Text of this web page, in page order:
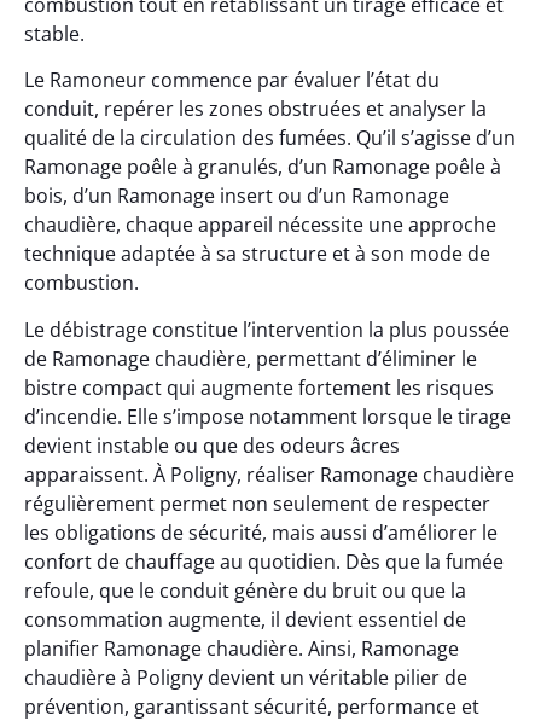
stable.
Le Ramoneur commence par évaluer l’état du
conduit, repérer les zones obstruées et analyser la
qualité de la circulation des fumées. Qu’il s’agisse d’un
Ramonage poêle à granulés, d’un Ramonage poêle à
bois, d’un Ramonage insert ou d’un Ramonage
chaudière, chaque appareil nécessite une approche
technique adaptée à sa structure et à son mode de
combustion.
Le débistrage constitue l’intervention la plus poussée
de Ramonage chaudière, permettant d’éliminer le
bistre compact qui augmente fortement les risques
d’incendie. Elle s’impose notamment lorsque le tirage
devient instable ou que des odeurs âcres
apparaissent. À Poligny, réaliser Ramonage chaudière
régulièrement permet non seulement de respecter
les obligations de sécurité, mais aussi d’améliorer le
confort de chauffage au quotidien. Dès que la fumée
refoule, que le conduit génère du bruit ou que la
consommation augmente, il devient essentiel de
planifier Ramonage chaudière. Ainsi, Ramonage
chaudière à Poligny devient un véritable pilier de
prévention, garantissant sécurité, performance et